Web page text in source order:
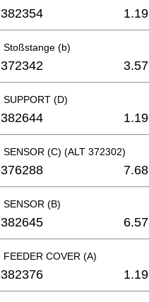
382354 1.19
Stoßstange (b)
372342 3.57
SUPPORT (D)
382644 1.19
SENSOR (C) (ALT 372302)
376288 7.68
SENSOR (B)
382645 6.57
FEEDER COVER (A)
382376 1.19